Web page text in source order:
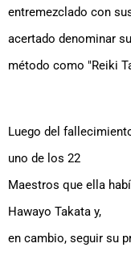
entremezclado con
acertado denominar su
método como "Reiki
Luego del
uno de los 22
Maestros que ella
Hawayo Takata y,
en cambio, seguir su